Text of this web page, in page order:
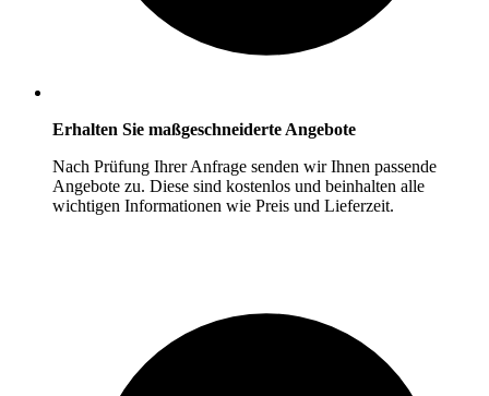
Erhalten Sie maßgeschneiderte Angebote
Nach Prüfung Ihrer Anfrage senden wir Ihnen passende
Angebote zu. Diese sind kostenlos und beinhalten alle
wichtigen Informationen wie Preis und Lieferzeit.